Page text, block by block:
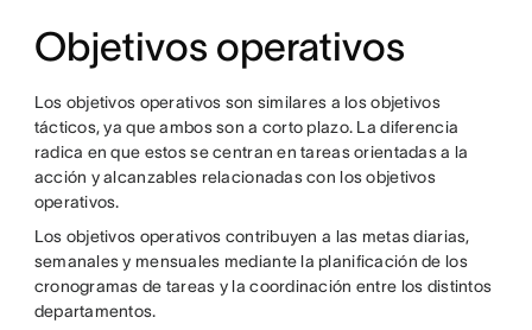
Objetivos operativos
Los objetivos operativos son similares a los objetivos
tácticos, ya que ambos son a corto plazo. La diferencia
radica en que estos se centran en tareas orientadas a la
acción y alcanzables relacionadas con los objetivos
operativos.
Los objetivos operativos contribuyen a las metas diarias,
semanales y mensuales mediante la planificación de los
cronogramas de tareas y la coordinación entre los distintos
departamentos.